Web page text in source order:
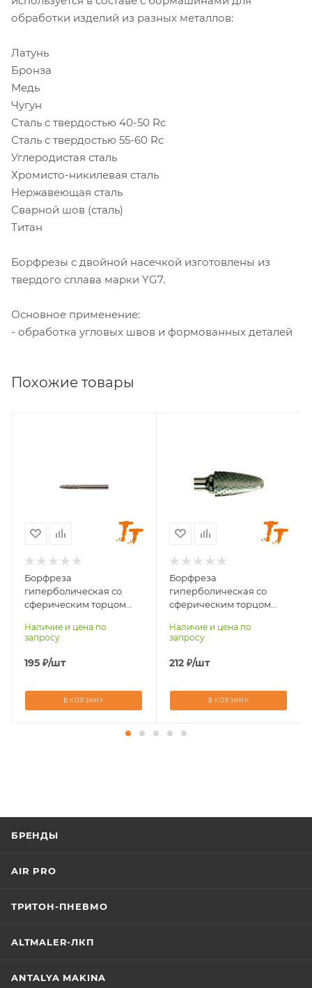
обработки изделий из разных металлов:
Латунь
Бронза
Медь
Чугун
Сталь с твердостью 40-50 Rc
Сталь с твердостью 55-60 Rc
Углеродистая сталь
Хромисто-никилевая сталь
Нержавеющая сталь
Сварной шов (сталь)
Титан
Борфрезы с двойной насечкой изготовлены из
твердого сплава марки YG7.
Основное применение:
- обработка угловых швов и формованных деталей
Похожие товары
14
мм
24
Материал
стали, чугуны,
титан, латунь,
бронза, медь
Борфреза
гиперболическая со
сферическим торцом
Наличие и цена по
запросу
195 ₽/шт
В КОРЗИНУ
13
мм
38
Материал
стали, чугуны,
титан, латунь,
бронза, медь
Борфреза
гиперболическая со
сферическим торцом
Наличие и цена по
запросу
212 ₽/шт
В КОРЗИНУ
БРЕНДЫ
AIR PRO
ТРИТОН-ПНЕВМО
ALTMALER-ЛКП
ANTALYA MAKINA